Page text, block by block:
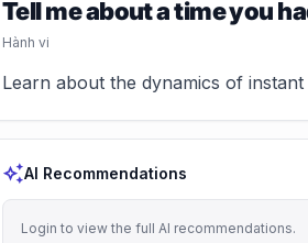
Tell me about a time you
Hành vi
Learn about the dynamics of
auto_awesomeAI Recommendations
Login to view the full AI recommendations.